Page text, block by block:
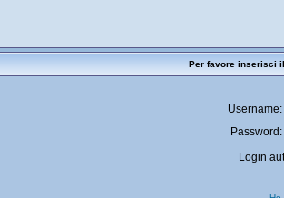
Per favore inserisci
Username:
Password:
Login